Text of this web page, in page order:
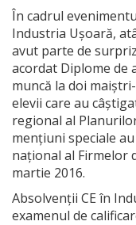
În cadrul
Industria Ușoară,
avut parte de
acordat Diplome de
muncă la doi
elevii care au
regional al
mențiuni speciale
național al Firmelor
martie 2016.
Absolvenții CE în
examenul de